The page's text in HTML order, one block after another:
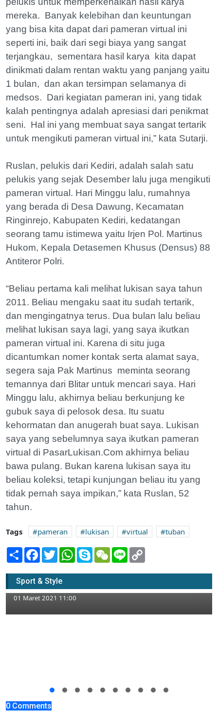
mereka. Banyak kelebihan dan keuntungan
yang bisa kita dapat dari pameran virtual ini
seperti ini, baik dari segi biaya yang sangat
terjangkau, sementara hasil karya kita dapat
dinikmati dalam rentan waktu yang panjang yaitu
1 bulan, dan akan tersimpan selamanya di
medsos. Dari kegiatan pameran ini, yang tidak
kalah pentingnya adalah apresiasi dari penikmat
seni. Hal ini yang membuat saya sangat tertarik
untuk mengikuti pameran virtual ini,” kata Sutarji.
Ruslan, pelukis dari Kediri, adalah salah satu
pelukis yang sejak Desember lalu juga mengikuti
pameran virtual. Hari Minggu lalu, rumahnya
yang berada di Desa Dawung, Kecamatan
Ringinrejo, Kabupaten Kediri, kedatangan
seorang tamu istimewa yaitu Irjen Pol. Martinus
Hukom, Kepala Detasemen Khusus (Densus) 88
Antiteror Polri.
“Beliau pertama kali melihat lukisan saya tahun
2011. Beliau mengaku saat itu sudah tertarik,
dan mengingatnya terus. Dua bulan lalu beliau
melihat lukisan saya lagi, yang saya ikutkan
pameran virtual ini. Karena di situ juga
dicantumkan nomer kontak serta alamat saya,
segera saja Pak Martinus meminta seorang
temannya dari Blitar untuk mencari saya. Hari
Minggu lalu, akhirnya beliau berkunjung ke
gubuk saya di pelosok desa. Itu suatu
kehormatan dan anugerah buat saya. Lukisan
saya yang sebelumnya saya ikutkan pameran
virtual di PasarLukisan.Com akhirnya beliau
bawa pulang. Bukan karena lukisan saya itu
beliau koleksi, tetapi kunjungan beliau itu yang
tidak pernah saya impikan,” kata Ruslan, 52
tahun.
Tags pameran lukisan virtual
tuban
Share Facebook
TwitterWhatsApp
SkypeWeChatLine
Sport & Style
Dua Atlet Sepeda Balap Tuban Tunjukkan
Kelasnya di Jombang
01 Maret 2021 11:00
0 Comments